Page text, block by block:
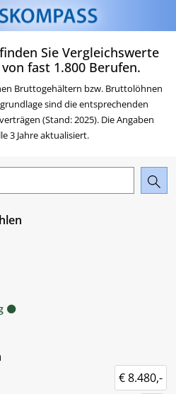
Zum Inhalt springen
Zum Navigationsmenü
Zur Suche springen
Zur Footer springen
Zum Das Portal des AMS
Beruf & Karriere springen
Sie Vergleichswerte
fast 1.800 Berufen.
Bruttogehältern bzw. Bruttolöhnen
sind die entsprechenden
(Stand: 2025). Die Angaben
3 Jahre aktualisiert.
€ 8.480,-